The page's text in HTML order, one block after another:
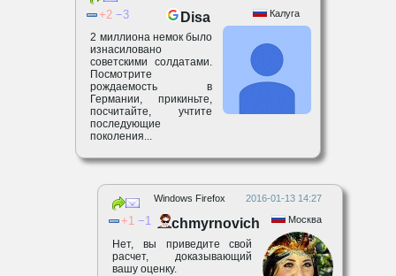
Калуга
2 3 Disa
2 миллиона немок было
изнасиловано
советскими солдатами.
Посмотрите
рождаемость в
Германии, прикиньте,
посчитайте, учтите
последующие
поколения...
2016-01-13 14:27
Windows Firefox
Москва
1 1 chmyrnovich
Нет, вы приведите свой
расчет, доказывающий
вашу оценку.